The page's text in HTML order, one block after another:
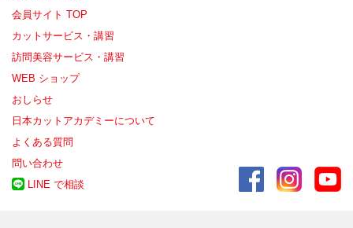
会員サイト TOP
カットサービス・講習
訪問美容サービス・講習
WEB ショップ
おしらせ
日本カットアカデミーについて
よくある質問
問い合わせ
LINE で相談